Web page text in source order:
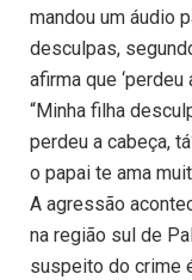
mandou um áudio
desculpas,
afirma que ‘perdeu
“Minha filha
perdeu a cabeça,
o papai te ama
A agressão
na região sul de
suspeito do crime